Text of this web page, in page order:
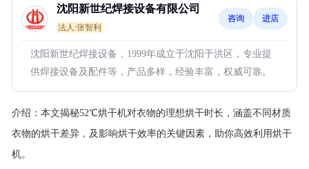
沈阳新世纪焊接设备有限公司
法人:张智利
咨询 进店
沈阳新世纪焊接设备，1999年成立于沈阳于洪区，专业提
供焊接设备及配件等，产品多样，经验丰富，权威可靠。
介绍： 本文揭秘52℃烘干机对衣物的理想烘干时长，涵盖不同材质
衣物的烘干差异，及影响烘干效率的关键因素，助你高效利用烘干
机。